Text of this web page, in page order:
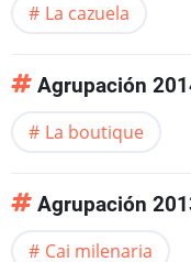
La cazuela
Agrupación
La boutique
Agrupación
Cai milenaria